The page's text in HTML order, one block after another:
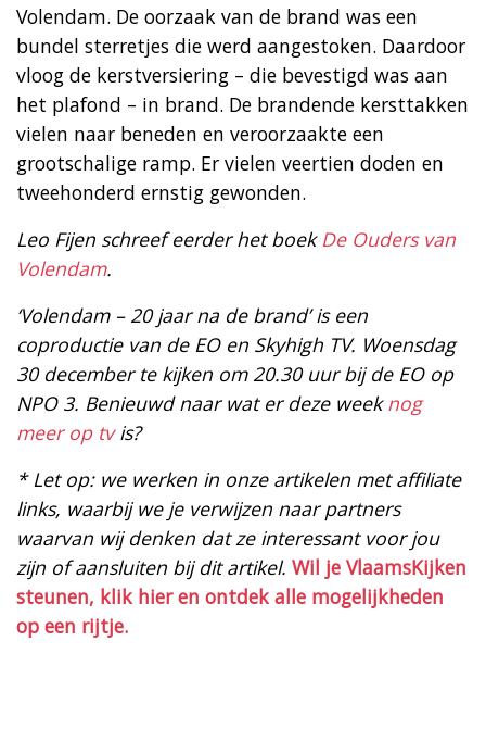
Volendam. De oorzaak van de brand was een
bundel sterretjes die werd aangestoken. Daardoor
vloog de kerstversiering – die bevestigd was aan
het plafond – in brand. De brandende kersttakken
vielen naar beneden en veroorzaakte een
grootschalige ramp. Er vielen veertien doden en
tweehonderd ernstig gewonden.
Leo Fijen schreef eerder het boek De Ouders van
Volendam.
‘Volendam – 20 jaar na de brand’ is een
coproductie van de EO en Skyhigh TV. Woensdag
30 december te kijken om 20.30 uur bij de EO op
NPO 3. Benieuwd naar wat er deze weeknog
meer op tvis?
* Let op: we werken in onze artikelen met affiliate
links, waarbij we je verwijzen naar partners
waarvan wij denken dat ze interessant voor jou
zijn of aansluiten bij dit artikel. Wil je VlaamsKijken
steunen, klik hier en ontdek alle mogelijkheden
op een rijtje.